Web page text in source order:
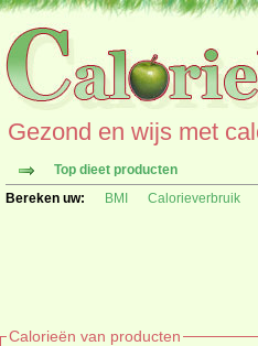
Gezond en wijs met
Top dieet producten
Bereken uw:
BMI Calorieverbruik
Calorieën van producten